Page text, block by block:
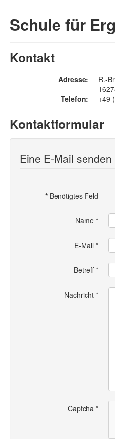
Schule für
Kontakt
Adresse:
R.-
Telefon:
+49
Kontaktformular
Eine E-Mail senden
* Benötigtes Feld
Name *
E-Mail *
Betreff*
Nachricht *
Captcha *